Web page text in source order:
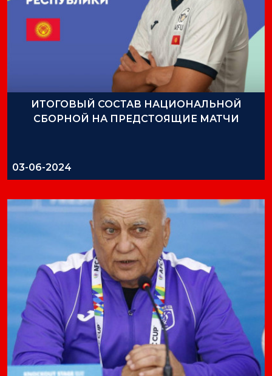
ИТОГОВЫЙ СОСТАВ НАЦИОНАЛЬНОЙ
СБОРНОЙ НА ПРЕДСТОЯЩИЕ МАТЧИ
03-06-2024